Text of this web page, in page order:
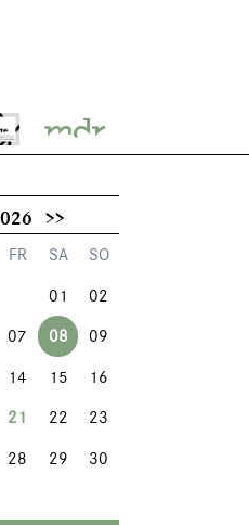
>>
FR SA
SO
01
02
07 08
09
14 15
16
21 22
23
28 29
30